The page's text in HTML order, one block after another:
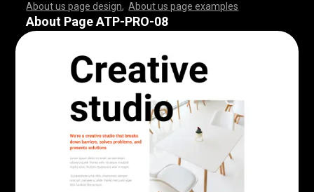
About us page design ,About us page examples
,,,,,,,,,,,,,,,,,,,,,,,, ,,,,,,,,,,,,,,,,,,,,,,,,,,,
,,,,,,,,,,,,,,,,,,,,,,,, ,,,,,,,,,,,,,,,,,,,,,,,,,,,
,,,,,,,,,,,,,,,,,,,,,,,, ,,,,,,,,,,,,,,,,,,,,,,,,,,,
,,,,,,,,,,,,,,,,,,,,,,,, ,,,,,,,,,,,,,,,,,,,,,,,,,,,
,,,,,,,,,,,,,,,,,,,,,,,, ,,,,,,,,,,,,,,,,,,,,,,,,,,,
,,,,,,,,,,,,,,,,,,,,,,,, ,,,,,,,,,,,,,,,,,,,,,,,,,,,
,,,,,,,,,,,,,,,,,,,,,,,, ,,,,,,,,,,,,,,,,,,,,,,,,,,,
,,,,,,,,,,,,,,,,,,,,,,,, ,,,,,,,,,,,,
About Page ATP-PRO-08